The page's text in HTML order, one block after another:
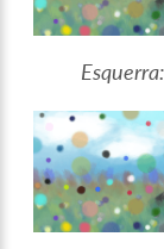
Esquerra: